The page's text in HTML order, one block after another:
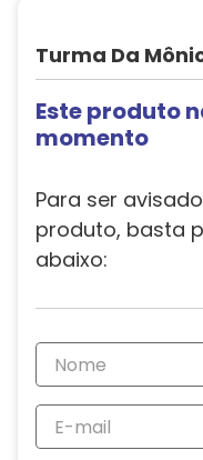
Turma Da
Este produto
momento
Para ser
produto, basta
abaixo: